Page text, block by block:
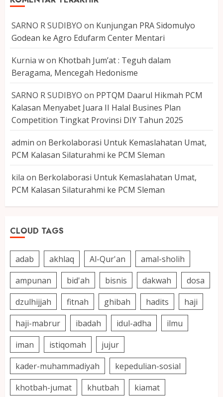
SARNO R SUDIBYO on Kunjungan PRA Sidomulyo
Godean ke Agro Edufarm Center Mentari
Kurnia won Khotbah Jum’at : Teguh dalam
Beragama, Mencegah Hedonisme
SARNO R SUDIBYO on PPTQM Daarul Hikmah PCM
Kalasan Menyabet Juara II Halal Busines Plan
Competition Tingkat Provinsi DIY Tahun 2025
admin on Berkolaborasi Untuk Kemaslahatan Umat,
PCM Kalasan Silaturahmi ke PCM Sleman
kila on Berkolaborasi Untuk Kemaslahatan Umat,
PCM Kalasan Silaturahmi ke PCM Sleman
CLOUD TAGS
adab akhlaq Al-Qur'an
amal-sholih
ampunan
bid'ah bisnis dakwah
dosa
dzulhijjah
fitnah ghibah hadits
haji
haji-mabrur
ibadah idul-adha
ilmu
iman
istiqomah
jujur
kader-muhammadiyah
kepedulian-sosial
khotbah-jumat
khutbah
kiamat